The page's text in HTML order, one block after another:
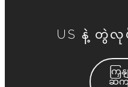
US နဲ့ တွဲလု
ကြှ
ဆက